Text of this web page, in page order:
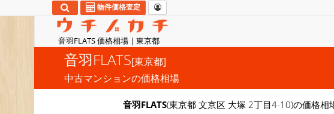
音羽FLATS 価格相場 | 東京都
物件価格査定
音羽FLATS[東京都]
中古マンションの価格相場
音羽FLATS(東京都 文京区 大塚 2丁目4-10)の価格相